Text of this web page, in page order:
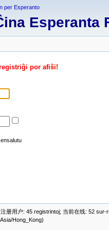
per Esperanto
Esperanta
por afiŝi!
册用户: 45 registrintoj; 当前在线: 52
Hong_Kong)